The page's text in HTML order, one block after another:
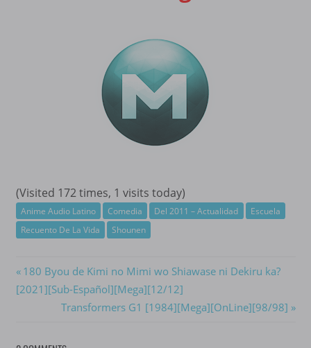
(Visited 172 times, 1 visits today)
Anime Audio Latino Comedia Del 2011 – Actualidad
Escuela
Recuento De La Vida
Shounen
Navegación
de
Previous
Post:
180 Byou de Kimi no Mimi wo Shiawase ni Dekiru ka?
[2021][Sub-Español][Mega][12/12]
Next
Transformers G1 [1984][Mega][OnLine][98/98]